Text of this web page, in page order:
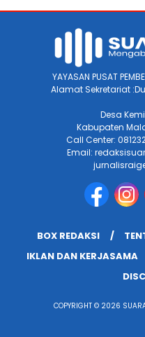
YAYASAN PUSAT
Alamat Sekretariat
Desa
Kabupaten
Call Center:
Email:
BOX REDAKSI
IKLAN DAN KERJASAMA
COPYRIGHT © 2026